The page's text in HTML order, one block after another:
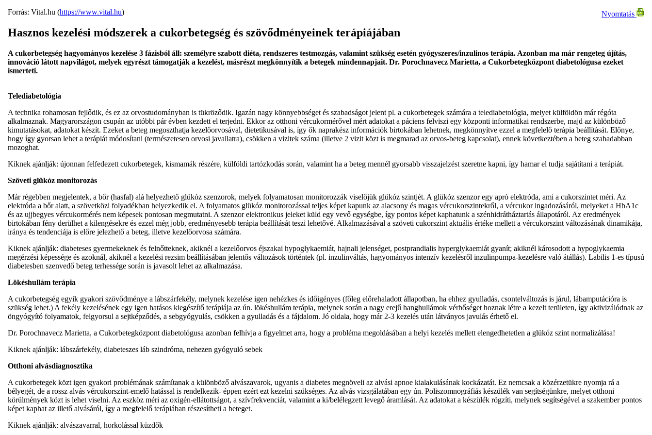
Nyomtatás
Forrás: Vital.hu (https://www.vital.hu)
Hasznos kezelési módszerek a cukorbetegség és szövődményeinek terápiájában
A cukorbetegség hagyományos kezelése 3 fázisból áll: személyre szabott diéta, rendszeres testmozgás, valamint szükség esetén gyógyszeres/inzulinos terápia. Azonban ma már rengeteg újítás,
innováció látott napvilágot, melyek egyrészt támogatják a kezelést, másrészt megkönnyítik a betegek mindennapjait. Dr. Porochnavecz Marietta, a Cukorbetegközpont diabetológusa ezeket
ismerteti.
Telediabetológia
A technika rohamosan fejlődik, és ez az orvostudományban is tükröződik. Igazán nagy könnyebbséget és szabadságot jelent pl. a cukorbetegek számára a telediabetológia, melyet külföldön már régóta
alkalmaznak. Magyarországon csupán az utóbbi pár évben kezdett el terjedni. Ekkor az otthoni vércukormérővel mért adatokat a páciens felviszi egy központi informatikai rendszerbe, majd az különböző
kimutatásokat, adatokat készít. Ezeket a beteg megoszthatja kezelőorvosával, dietetikusával is, így ők naprakész információk birtokában lehetnek, megkönnyítve ezzel a megfelelő terápia beállítását. Előnye,
hogy így gyorsan lehet a terápiát módosítani (természetesen orvosi javallatra), csökken a vizitek száma (illetve 2 vizit közt is megmarad az orvos-beteg kapcsolat), ennek következtében a beteg szabadabban
mozoghat.
Kiknek ajánlják: újonnan felfedezett cukorbetegek, kismamák részére, külföldi tartózkodás során, valamint ha a beteg mennél gyorsabb visszajelzést szeretne kapni, így hamar el tudja sajátítani a terápiát.
Szöveti glükóz monitorozás
Már régebben megjelentek, a bőr (hasfal) alá helyezhető glükóz szenzorok, melyek folyamatosan monitorozzák viselőjük glükóz szintjét. A glükóz szenzor egy apró elektróda, ami a cukorszintet méri. Az
elektróda a bőr alatt, a szövetközi folyadékban helyezkedik el. A folyamatos glükóz monitorozással teljes képet kapunk az alacsony és magas vércukorszintekről, a vércukor ingadozásáról, melyeket a HbA1c
és az ujjbegyes vércukormérés nem képesek pontosan megmutatni. A szenzor elektronikus jeleket küld egy vevő egységbe, így pontos képet kaphatunk a szénhidrátháztartás állapotáról. Az eredmények
birtokában fény derülhet a kilengésekre és ezzel még jobb, eredményesebb terápia beállítását teszi lehetővé. Alkalmazásával a szöveti cukorszint aktuális értéke mellett a vércukorszint változásának dinamikája,
iránya és tendenciája is előre jelezhető a beteg, illetve kezelőorvosa számára.
Kiknek ajánlják: diabeteses gyermekeknek és felnőtteknek, akiknél a kezelőorvos éjszakai hypoglykaemiát, hajnali jelenséget, postprandialis hyperglykaemiát gyanít; akiknél károsodott a hypoglykaemia
megérzési képessége és azoknál, akiknél a kezelési rezsim beállításában jelentős változások történtek (pl. inzulinváltás, hagyományos intenzív kezelésről inzulinpumpa-kezelésre való átállás). Labilis 1-es típusú
diabetesben szenvedő beteg terhessége során is javasolt lehet az alkalmazása.
Lökéshullám terápia
A cukorbetegség egyik gyakori szövődménye a lábszárfekély, melynek kezelése igen nehézkes és időigényes (főleg előrehaladott állapotban, ha ehhez gyulladás, csontelváltozás is járul, lábamputációra is
szükség lehet.) A fekély kezelésének egy igen hatásos kiegészítő terápiája az ún. lökéshullám terápia, melynek során a nagy erejű hanghullámok vérbőséget hoznak létre a kezelt területen, így aktivizálódnak az
öngyógyító folyamatok, felgyorsul a sejtképződés, a sebgyógyulás, csökken a gyulladás és a fájdalom. Jó oldala, hogy már 2-3 kezelés után látványos javulás érhető el.
Dr. Porochnavecz Marietta, a Cukorbetegközpont diabetológusa azonban felhívja a figyelmet arra, hogy a probléma megoldásában a helyi kezelés mellett elengedhetetlen a glükóz szint normalizálása!
Kiknek ajánlják: lábszárfekély, diabeteszes láb szindróma, nehezen gyógyuló sebek
Otthoni alvásdiagnosztika
A cukorbetegek közt igen gyakori problémának számítanak a különböző alvászavarok, ugyanis a diabetes megnöveli az alvási apnoe kialakulásának kockázatát. Ez nemcsak a közérzetükre nyomja rá a
bélyegét, de a rossz alvás vércukorszint-emelő hatással is rendelkezik- éppen ezért ezt kezelni szükséges. Az alvás vizsgálatában egy ún. Poliszomnográfiás készülék van segítségünkre, melyet otthoni
körülmények közt is lehet viselni. Az eszköz méri az oxigén-ellátottságot, a szívfrekvenciát, valamint a ki/belélegzett levegő áramlását. Az adatokat a készülék rögzíti, melynek segítségével a szakember pontos
képet kaphat az illető alvásáról, így a megfelelő terápiában részesítheti a beteget.
Kiknek ajánlják: alvászavarral, horkolással küzdők